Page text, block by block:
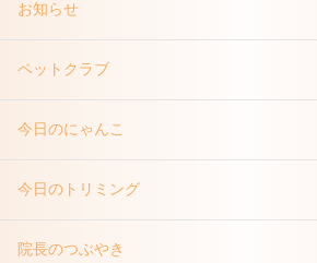
お知らせ
ペットクラブ
今日のにゃんこ
今日のトリミング
院長のつぶやき